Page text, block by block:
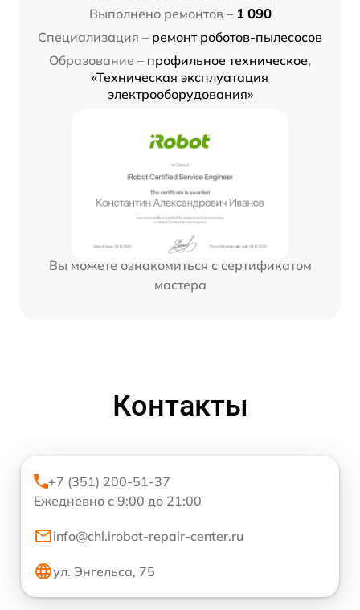
Выполнено ремонтов – 1 090
Специализация – ремонт роботов-пылесосов
Образование – профильное техническое,
«Техническая эксплуатация
электрооборудования»
Вы можете ознакомиться с сертификатом
мастера
Контакты
+7 (351) 200-51-37
Ежедневно с 9:00 до 21:00
info@chl.irobot-repair-center.ru
ул. Энгельса, 75